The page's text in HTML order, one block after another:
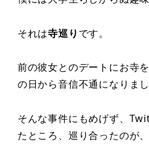
それは寺巡り です。
前の彼女とのデートにお寺
の日から音信不通になりまし
そんな事件にもめげず、
たところ、巡り合ったのが